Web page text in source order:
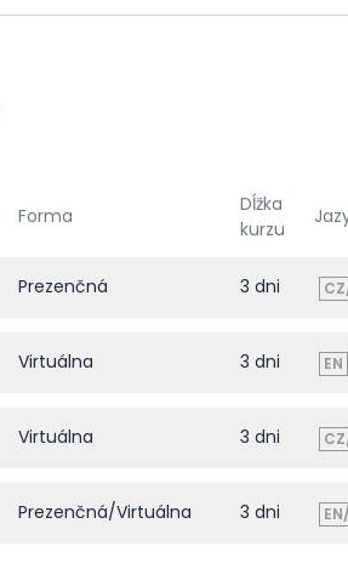
Forma
Dĺžka
kurzu
Prezenčná 3 dni
Virtuálna 3 dni EN
Virtuálna 3 dni
Prezenčná/Virtuálna 3 dni